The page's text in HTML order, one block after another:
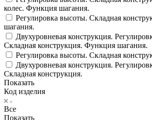
колес. Функция шагания.
Регулировка высоты. Складная
шагания.
Двухуровневая конструкция.
Складная конструкция. Функция шагания.
Регулировка высоты. Складная
Двухуровневая конструкция.
Складная конструкция.
Показать
Код изделия
Все
Показать